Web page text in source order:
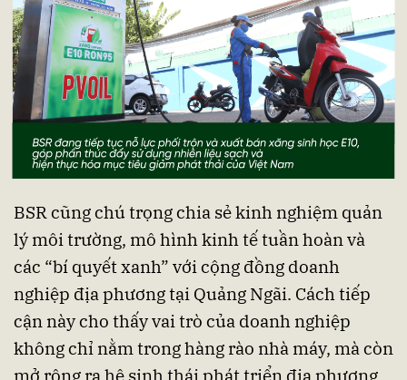
BSR cũng chú trọng chia sẻ kinh nghiệm quản
lý môi trường, mô hình kinh tế tuần hoàn và
các “bí quyết xanh” với cộng đồng doanh
nghiệp địa phương tại Quảng Ngãi. Cách tiếp
cận này cho thấy vai trò của doanh nghiệp
không chỉ nằm trong hàng rào nhà máy, mà còn
mở rộng ra hệ sinh thái phát triển địa phương,